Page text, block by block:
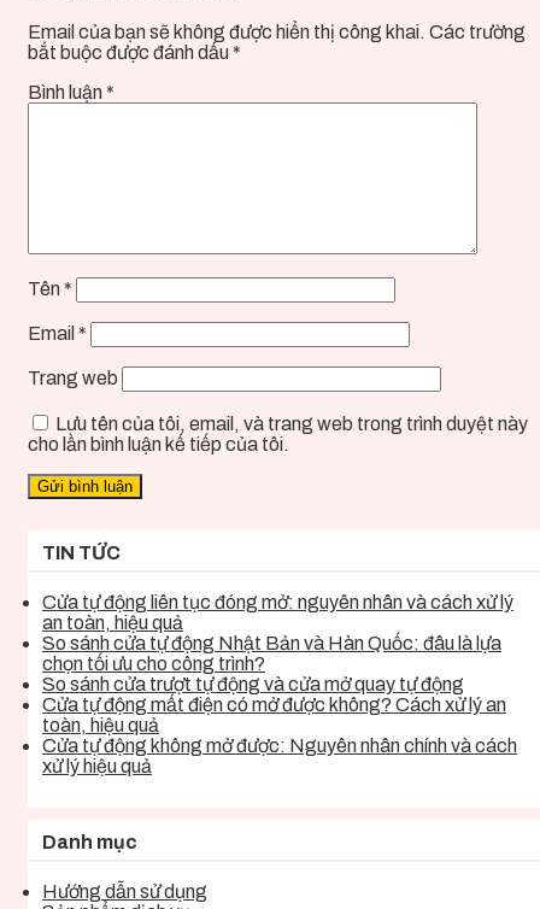
Email của bạn sẽ không được hiển thị công khai. Các trường
bắt buộc được đánh dấu *
Bình luận *
Tên *
Email *
Trang web
Lưu tên của tôi, email, và trang web trong trình duyệt này
cho lần bình luận kế tiếp của tôi.
TIN TỨC
Cửa tự động liên tục đóng mở: nguyên nhân và cách xử lý
an toàn, hiệu quả
So sánh cửa tự động Nhật Bản và Hàn Quốc: đâu là lựa
chọn tối ưu cho công trình?
So sánh cửa trượt tự động và cửa mở quay tự động
Cửa tự động mất điện có mở được không? Cách xử lý an
toàn, hiệu quả
Cửa tự động không mở được: Nguyên nhân chính và cách
xử lý hiệu quả
Danh mục
Hướng dẫn sử dụng